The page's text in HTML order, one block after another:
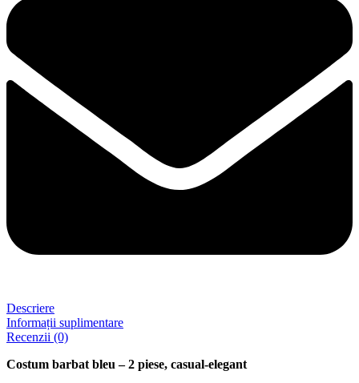
Descriere
Informații suplimentare
Recenzii (0)
Costum barbat bleu – 2 piese, casual-elegant